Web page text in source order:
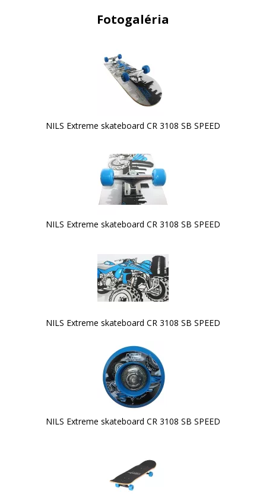
Fotogaléria
NILS Extreme skateboard CR 3108 SB SPEED
NILS Extreme skateboard CR 3108 SB SPEED
NILS Extreme skateboard CR 3108 SB SPEED
NILS Extreme skateboard CR 3108 SB SPEED